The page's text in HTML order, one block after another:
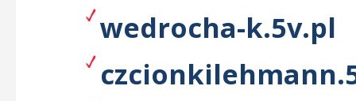
wedrocha-k.5v.pl